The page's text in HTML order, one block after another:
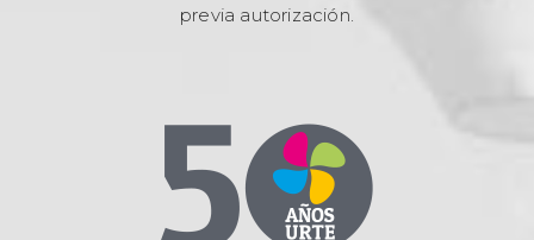
previa autorización.